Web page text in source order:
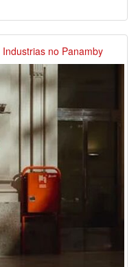
no Panamby